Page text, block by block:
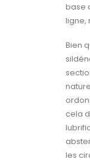
base
ligne,
Bien
cela
les